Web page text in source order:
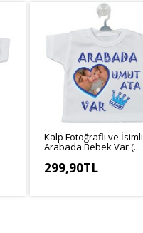
Kalp Fotoğraflı ve İsimli
Arabada Bebek Var (...
299,90TL